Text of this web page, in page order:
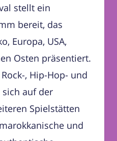
stellt ein
bereit, das
Europa, USA,
Osten präsentiert.
, Hip-Hop- und
sich auf der
Spielstätten
und